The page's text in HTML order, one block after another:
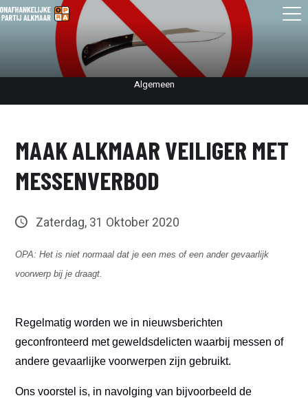
Algemeen
MAAK ALKMAAR VEILIGER MET
MESSENVERBOD
Zaterdag, 31 Oktober 2020
OPA: Het is niet normaal dat je een mes of een ander gevaarlijk
voorwerp bij je draagt.
Regelmatig worden we in nieuwsberichten
geconfronteerd met geweldsdelicten waarbij messen of
andere gevaarlijke voorwerpen zijn gebruikt.
Ons voorstel is, in navolging van bijvoorbeeld de